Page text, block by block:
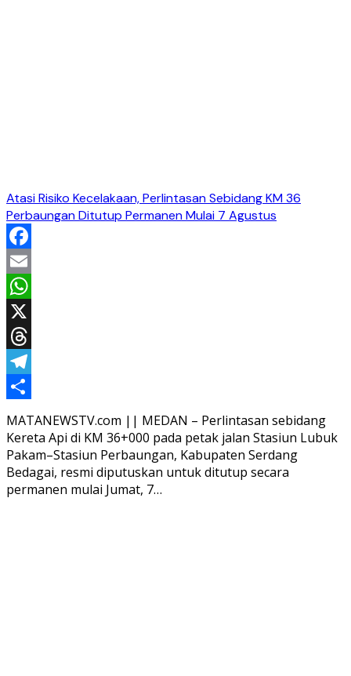
Atasi Risiko Kecelakaan, Perlintasan Sebidang KM 36
Perbaungan Ditutup Permanen Mulai 7 Agustus
Facebook
Email
WhatsApp
X
Threads
Telegram
Share
MATANEWSTV.com || MEDAN – Perlintasan sebidang
Kereta Api di KM 36+000 pada petak jalan Stasiun Lubuk
Pakam–Stasiun Perbaungan, Kabupaten Serdang
Bedagai, resmi diputuskan untuk ditutup secara
permanen mulai Jumat, 7…